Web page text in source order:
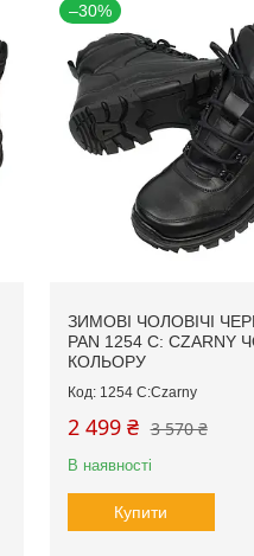
–30%
ЗИМОВІ ЧОЛОВІЧІ
PAN 1254 C: СZARNY
КОЛЬОРУ
1254 C:Сzarny
3 570 ₴
2 499 ₴
В наявності
Купити